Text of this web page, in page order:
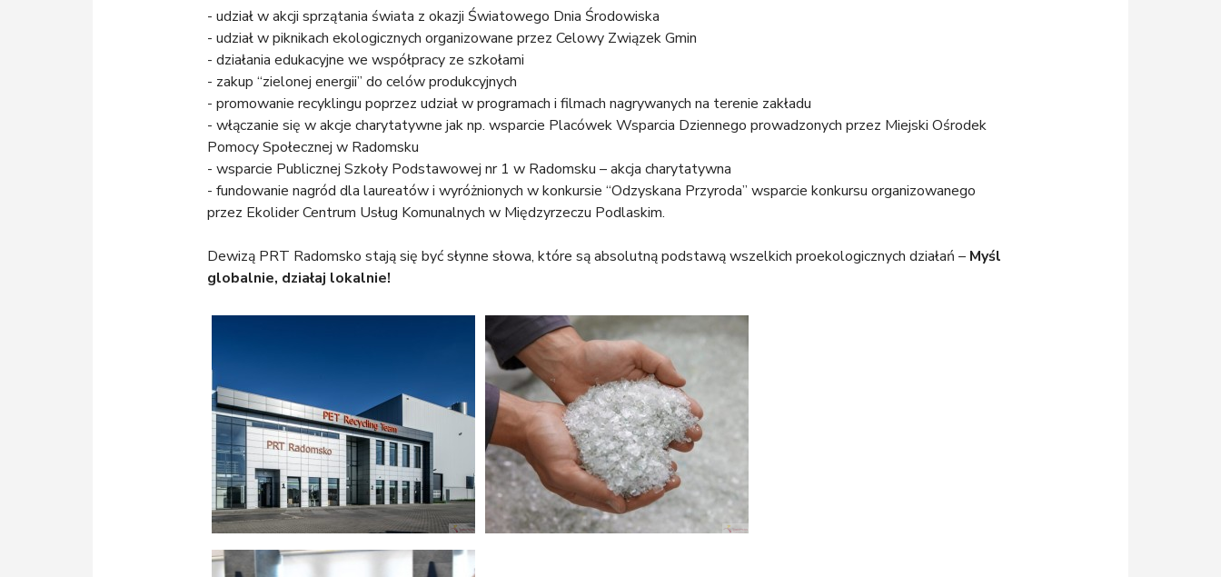
- udział w akcji sprzątania świata z okazji Światowego Dnia Środowiska
- udział w piknikach ekologicznych organizowane przez Celowy Związek Gmin
- działania edukacyjne we współpracy ze szkołami
- zakup “zielonej energii” do celów produkcyjnych
- promowanie recyklingu poprzez udział w programach i filmach nagrywanych na terenie zakładu
- włączanie się w akcje charytatywne jak np. wsparcie Placówek Wsparcia Dziennego prowadzonych przez Miejski Ośrodek
Pomocy Społecznej w Radomsku
- wsparcie Publicznej Szkoły Podstawowej nr 1 w Radomsku – akcja charytatywna
- fundowanie nagród dla laureatów i wyróżnionych w konkursie “Odzyskana Przyroda” wsparcie konkursu organizowanego
przez Ekolider Centrum Usług Komunalnych w Międzyrzeczu Podlaskim.
Dewizą PRT Radomsko stają się być słynne słowa, które są absolutną podstawą wszelkich proekologicznych działań – Myśl
globalnie, działaj lokalnie!